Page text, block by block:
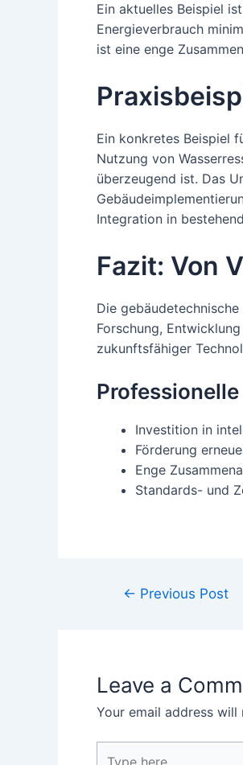
Ein aktuelles Beispiel
Energieverbrauch
ist eine enge
Ein konkretes Beispiel
Nutzung von
überzeugend ist. Das
Integration in
Fazit: Von
Die
Forschung,
zukunftsfähiger
Investition in
Förderung
Enge
Standards- und
← Previous Post
Leave a
Your email address will